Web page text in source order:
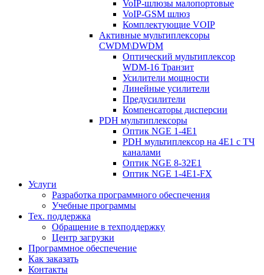
VoIP-шлюзы малопортовые
VoIP-GSM шлюз
Комплектующие VOIP
Активные мультиплексоры
CWDM\DWDM
Оптический мультиплексор
WDM-16 Транзит
Усилители мощности
Линейные усилители
Предусилители
Компенсаторы дисперсии
PDH мультиплексоры
Оптик NGE 1-4E1
PDH мультиплексор на 4Е1 с ТЧ
каналами
Оптик NGE 8-32E1
Оптик NGE 1-4E1-FX
Услуги
Разработка программного обеспечения
Учебные программы
Тех. поддержка
Обращение в техподдержку
Центр загрузки
Программное обеспечение
Как заказать
Контакты